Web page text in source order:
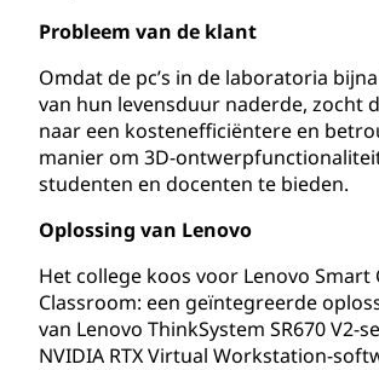
Probleem van de klant
Omdat de pc’s in de laboratoria
van hun levensduur naderde, zocht
naar een kostenefficiëntere en
manier om 3D-
studenten en docenten te bieden.
Oplossing van Lenovo
Het college koos voor Lenovo Smart
Classroom: een geïntegreerde
van Lenovo ThinkSystem SR670 V2-
NVIDIA RTX Virtual Workstation-